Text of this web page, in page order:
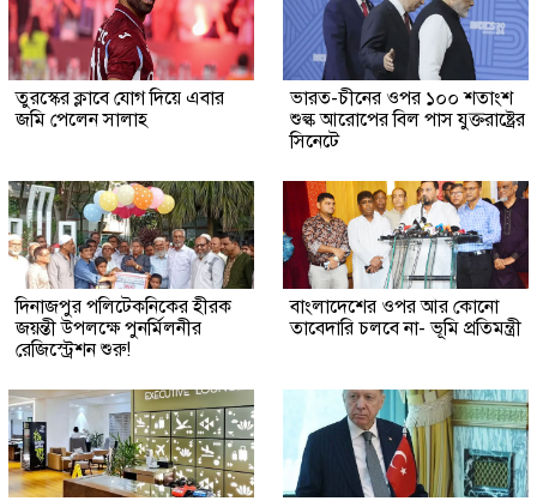
তুরস্কের ক্লাবে যোগ দিয়ে এবার
জমি পেলেন সালাহ
ভারত-চীনের ওপর ১০০ শতাংশ
শুল্ক আরোপের বিল পাস যুক্তরাষ্ট্রের
সিনেটে
দিনাজপুর পলিটেকনিকের হীরক
জয়ন্তী উপলক্ষে পুনর্মিলনীর
রেজিস্ট্রেশন শুরু!
বাংলাদেশের ওপর আর কোনো
তাবেদারি চলবে না- ভূমি প্রতিমন্ত্রী